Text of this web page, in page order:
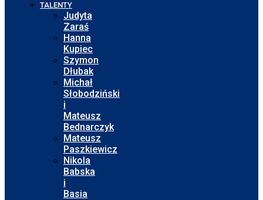
TALENTY
Judyta
Zaraś
Hanna
Kupiec
Szymon
Dłubak
Michał
Słobodziński
i
Mateusz
Bednarczyk
Mateusz
Paszkiewicz
Nikola
Babska
i
Basia